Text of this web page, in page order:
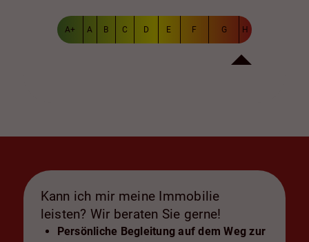
A+ A B C D E F G H
Kann ich mir meine Immobilie
leisten? Wir beraten Sie gerne!
Persönliche Begleitung auf dem Weg zur